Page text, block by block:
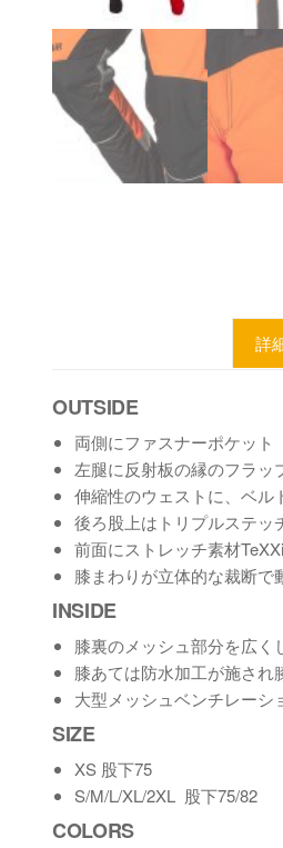
詳
OUTSIDE
両側にファスナーポケット
左腿に反射板の縁のフラッ
伸縮性のウェストに、ベル
後ろ股上はトリプルステッ
前面にストレッチ素材
膝まわりが立体的な裁断で
INSIDE
膝裏のメッシュ部分を広く
膝あては防水加工が施され
大型メッシュベンチレーシ
SIZE
XS 股下75
S/M/L/XL/2XL 股下75/82
COLORS